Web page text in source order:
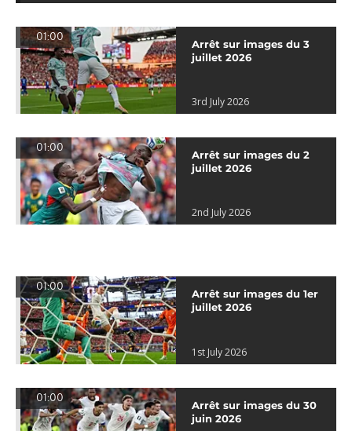
01:00
Arrêt sur images du 3
juillet 2026
3rd July 2026
01:00
Arrêt sur images du 2
juillet 2026
2nd July 2026
01:00
Arrêt sur images du 1er
juillet 2026
1st July 2026
01:00
Arrêt sur images du 30
juin 2026